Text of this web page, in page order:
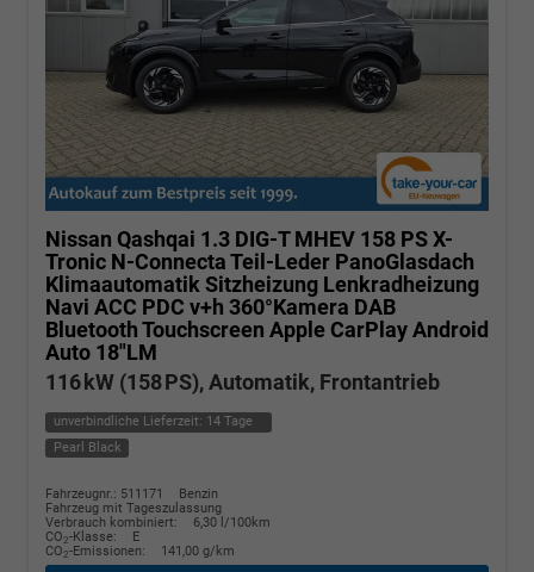
Nissan Qashqai 1.3 DIG-T MHEV 158 PS X-
Tronic N-Connecta Teil-Leder PanoGlasdach
Klimaautomatik Sitzheizung Lenkradheizung
Navi ACC PDC v+h 360°Kamera DAB
Bluetooth Touchscreen Apple CarPlay Android
Auto 18"LM
116 kW (158 PS), Automatik, Frontantrieb
unverbindliche Lieferzeit: 14 Tage
Pearl Black
Fahrzeugnr.: 511171
Benzin
Fahrzeug mit Tageszulassung
Verbrauch kombiniert:
6,30 l/100km
CO2-Klasse:
E
CO2-Emissionen: 141,00 g/km